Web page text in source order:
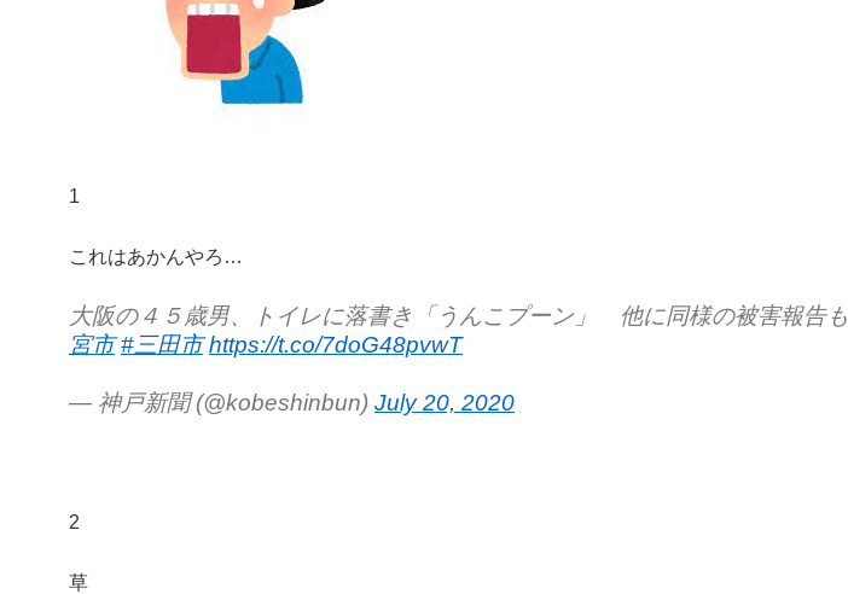
1
これはあかんやろ…
大阪の４５歳男、トイレに落書き「うんこプーン」 他に同様の被害報告も
宮市 #三田市 https://t.co/7doG48pvwT
— 神戸新聞 (@kobeshinbun) July 20, 2020
2
草